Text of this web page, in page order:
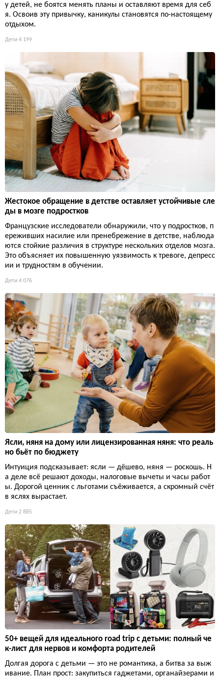
у детей, не боятся менять планы и оставляют время для себ
я. Освоив эту привычку, каникулы становятся по-настоящему
отдыхом.
Дети 4 199
Жестокое обращение в детстве оставляет устойчивые сле
ды в мозге подростков
Французские исследователи обнаружили, что у подростков, п
ереживших насилие или пренебрежение в детстве, наблюда
ются стойкие различия в структуре нескольких отделов мозга.
Это объясняет их повышенную уязвимость к тревоге, депресс
ии и трудностям в обучении.
Дети 4 076
Ясли, няня на дому или лицензированная няня: что реаль
но бьёт по бюджету
Интуиция подсказывает: ясли — дёшево, няня — роскошь. Н
а деле всё решают доходы, налоговые вычеты и часы работ
ы. Дорогой ценник с льготами съёживается, а скромный счёт
в яслях вырастает.
Дети 2 885
50+ вещей для идеального road trip с детьми: полный че
к-лист для нервов и комфорта родителей
Долгая дорога с детьми — это не романтика, а битва за выж
ивание. План прост: закупиться гаджетами, органайзерами и